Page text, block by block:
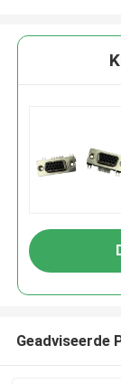
Geadviseerde